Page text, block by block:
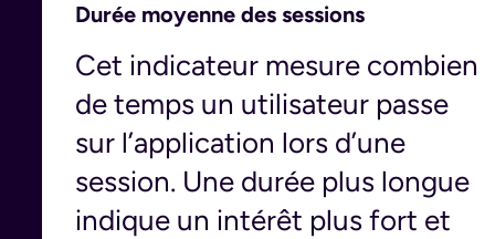
Durée moyenne des sessions
Cet indicateur mesure combien
de temps un utilisateur passe
sur l’application lors d’une
session. Une durée plus longue
indique un intérêt plus fort et